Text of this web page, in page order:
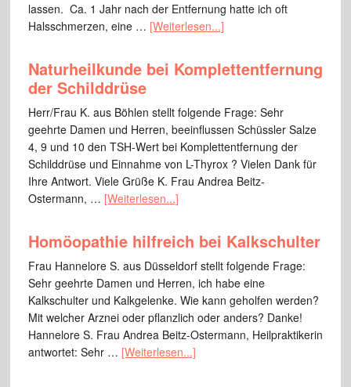
lassen. Ca. 1 Jahr nach der Entfernung hatte ich oft
Halsschmerzen, eine … [Weiterlesen...]
Naturheilkunde bei Komplettentfernung
der Schilddrüse
Herr/Frau K. aus Böhlen stellt folgende Frage: Sehr
geehrte Damen und Herren, beeinflussen Schüssler Salze
4, 9 und 10 den TSH-Wert bei Komplettentfernung der
Schilddrüse und Einnahme von L-Thyrox ? Vielen Dank für
Ihre Antwort. Viele Grüße K. Frau Andrea Beitz-
Ostermann, … [Weiterlesen...]
Homöopathie hilfreich bei Kalkschulter
Frau Hannelore S. aus Düsseldorf stellt folgende Frage:
Sehr geehrte Damen und Herren, ich habe eine
Kalkschulter und Kalkgelenke. Wie kann geholfen werden?
Mit welcher Arznei oder pflanzlich oder anders? Danke!
Hannelore S. Frau Andrea Beitz-Ostermann, Heilpraktikerin
antwortet: Sehr … [Weiterlesen...]